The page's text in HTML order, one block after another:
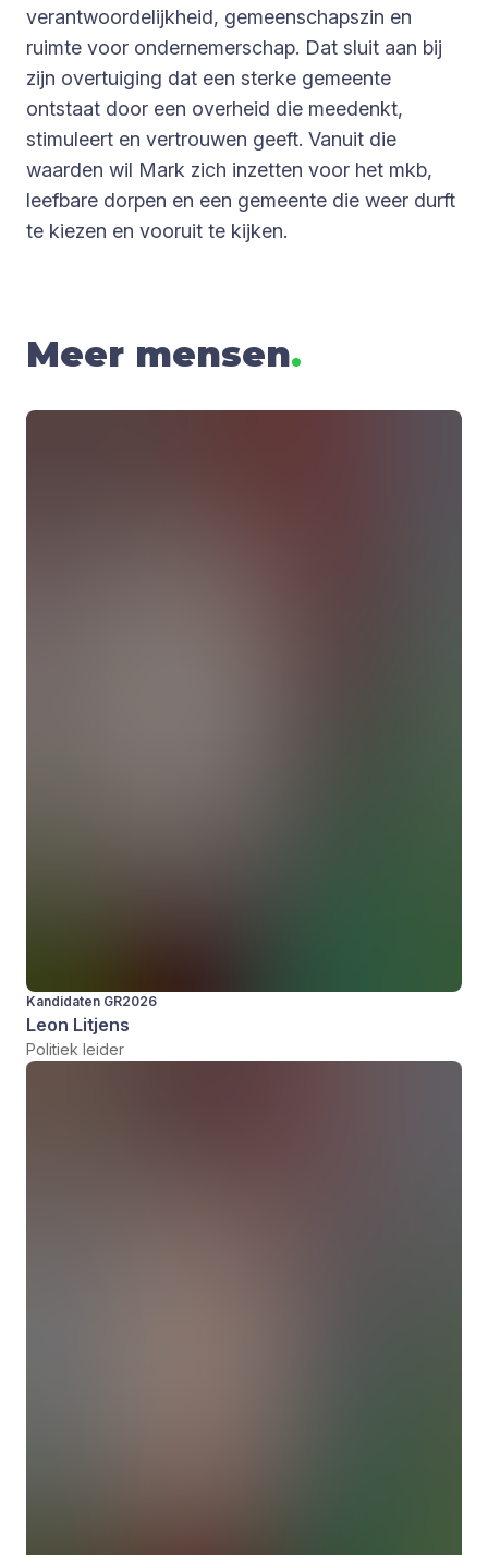
verantwoordelijkheid, gemeenschapszin en
ruimte voor ondernemerschap. Dat sluit aan bij
zijn overtuiging dat een sterke gemeente
ontstaat door een overheid die meedenkt,
stimuleert en vertrouwen geeft. Vanuit die
waarden wil Mark zich inzetten voor het mkb,
leefbare dorpen en een gemeente die weer durft
te kiezen en vooruit te kijken.
Meer mensen.
Kandidaten GR2026
Leon Litjens
Politiek leider